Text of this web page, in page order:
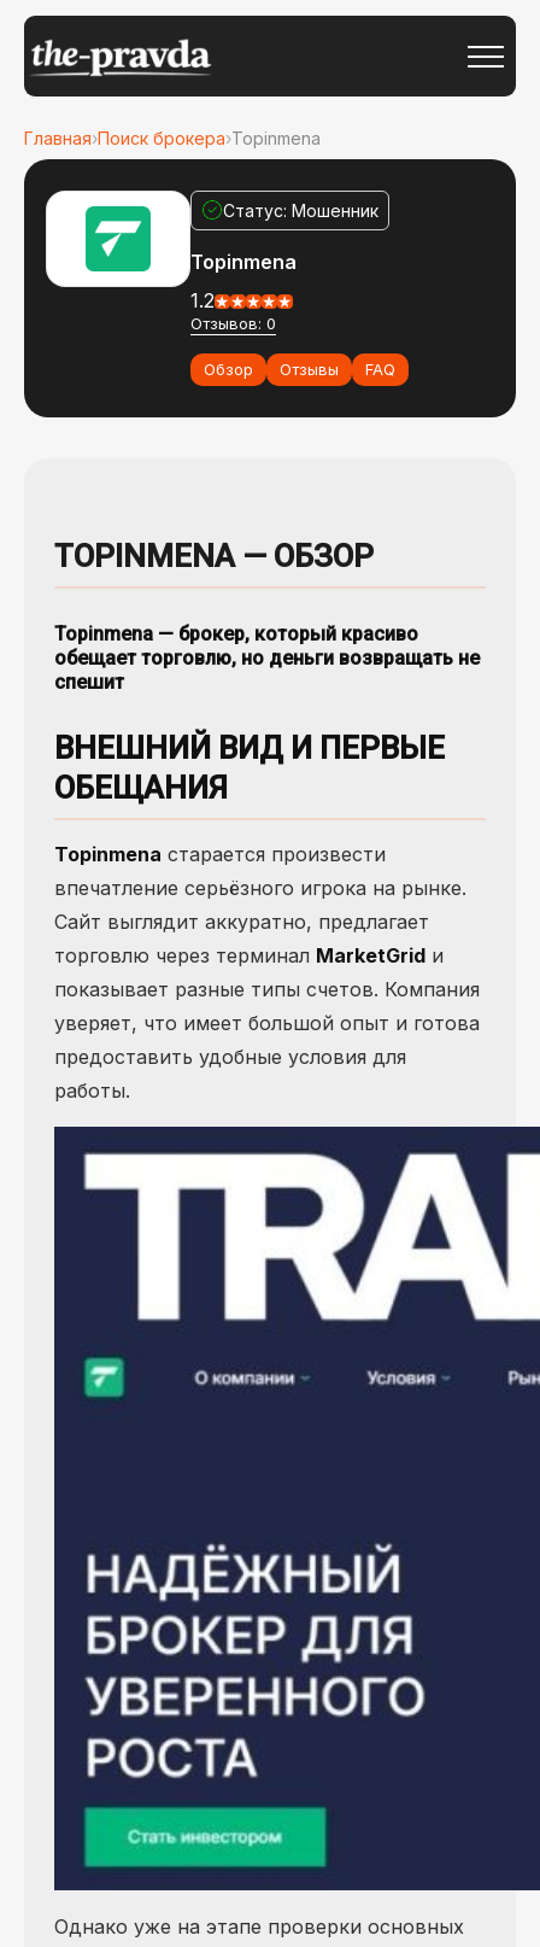
Главная›Поиск брокера›Topinmena
Статус: Мошенник
Topinmena
1.2
Отзывов: 0
Обзор Отзывы FAQ
TOPINMENA — ОБЗОР
Topinmena — брокер, который красиво
обещает торговлю, но деньги возвращать не
спешит
ВНЕШНИЙ ВИД И ПЕРВЫЕ
ОБЕЩАНИЯ
Topinmena старается произвести
впечатление серьёзного игрока на рынке.
Сайт выглядит аккуратно, предлагает
торговлю через терминал MarketGrid и
показывает разные типы счетов. Компания
уверяет, что имеет большой опыт и готова
предоставить удобные условия для
работы.
Однако уже на этапе проверки основных